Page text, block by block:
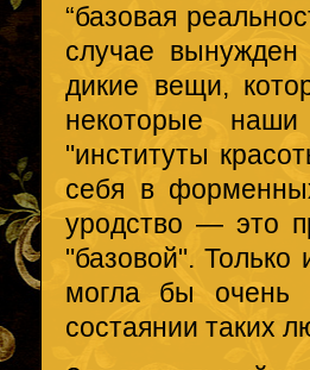
“базовая
случае
дикие вещи,
некоторые
"институты
себя в
уродство — это
"базовой".
могла бы очень
состаянии таких